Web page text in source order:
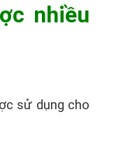
nhiều
sử dụng cho